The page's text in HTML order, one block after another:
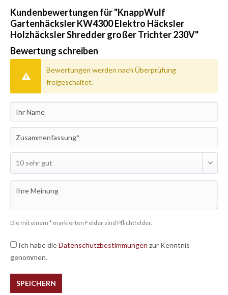
Kundenbewertungen für "KnappWulf
Gartenhäcksler KW4300 Elektro Häcksler
Holzhäcksler Shredder großer Trichter 230V"
Bewertung schreiben
Bewertungen werden nach Überprüfung
freigeschaltet.
Die mit einem * markierten Felder sind Pflichtfelder.
Ich habe dieDatenschutzbestimmungen zur Kenntnis
genommen.
SPEICHERN